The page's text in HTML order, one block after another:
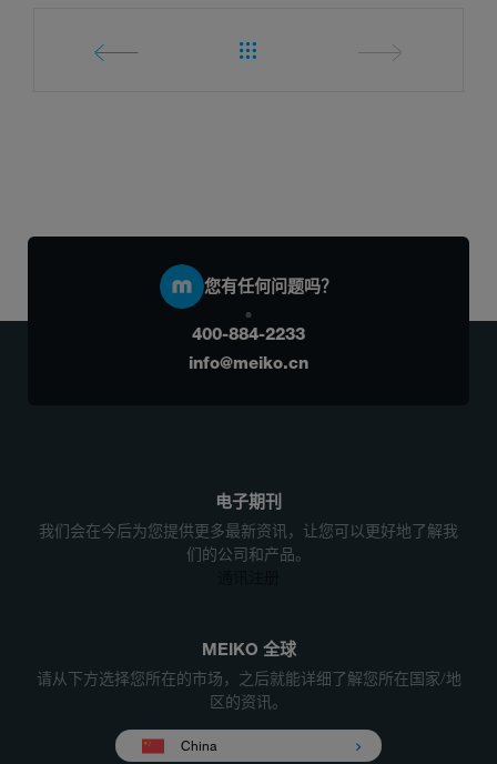
您有任何问题吗？
400-884-2233
info@meiko.cn
电子期刊
我们会在今后为您提供更多最新资讯，让您可以更好地了解我
们的公司和产品。
MEIKO 全球
请从下方选择您所在的市场，之后就能详细了解您所在国家/地
区的资讯。
China